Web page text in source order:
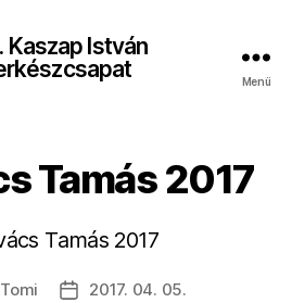
Kaszap István
Menü
Tamás 2017
Tamás 2017
Tomi
Bejegyzés
2017. 04. 05.